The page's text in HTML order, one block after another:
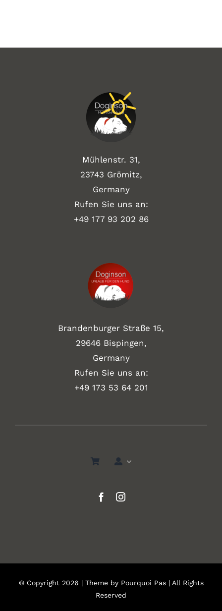
Mühlenstr. 31,
23743 Grömitz,
Germany
Rufen Sie uns an:
+49 177 93 202 86
Brandenburger Straße 15,
29646 Bispingen,
Germany
Rufen Sie uns an:
+49 173 53 64 201
© Copyright 2026 | Theme by Pourquoi Pas| All Rights
Reserved